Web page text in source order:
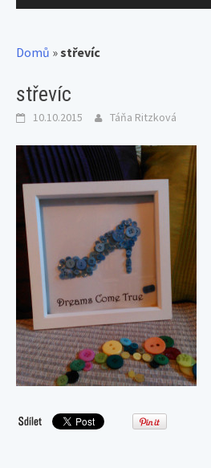
Domů »střevíc
střevíc
10.10.2015 Táňa Ritzková